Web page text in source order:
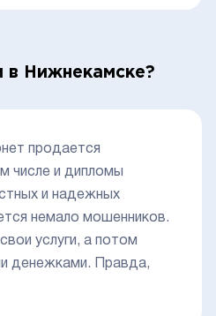
в Нижнекамске?
продается
числе и дипломы
и надежных
немало мошенников.
услуги, а потом
денежками. Правда,